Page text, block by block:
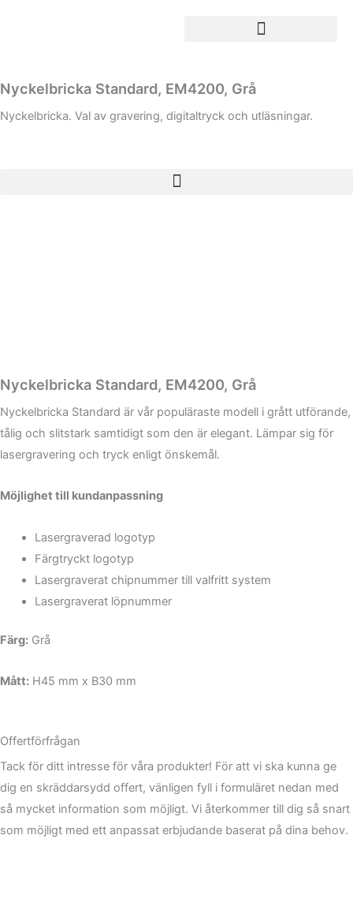
Nyckelbricka Standard, EM4200, Grå
Nyckelbricka. Val av gravering, digitaltryck och utläsningar.
Nyckelbricka Standard, EM4200, Grå
Nyckelbricka Standard är vår populäraste modell i grått utförande,
tålig och slitstark samtidigt som den är elegant. Lämpar sig för
lasergravering och tryck enligt önskemål.
Möjlighet till kundanpassning
Lasergraverad logotyp
Färgtryckt logotyp
Lasergraverat chipnummer till valfritt system
Lasergraverat löpnummer
Färg: Grå
Mått: H45 mm x B30 mm
Offertförfrågan
Tack för ditt intresse för våra produkter! För att vi ska kunna ge
dig en skräddarsydd offert, vänligen fyll i formuläret nedan med
så mycket information som möjligt. Vi återkommer till dig så snart
som möjligt med ett anpassat erbjudande baserat på dina behov.